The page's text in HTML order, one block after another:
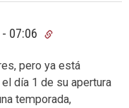
07:06
pero ya está
día 1 de su apertura
temporada,